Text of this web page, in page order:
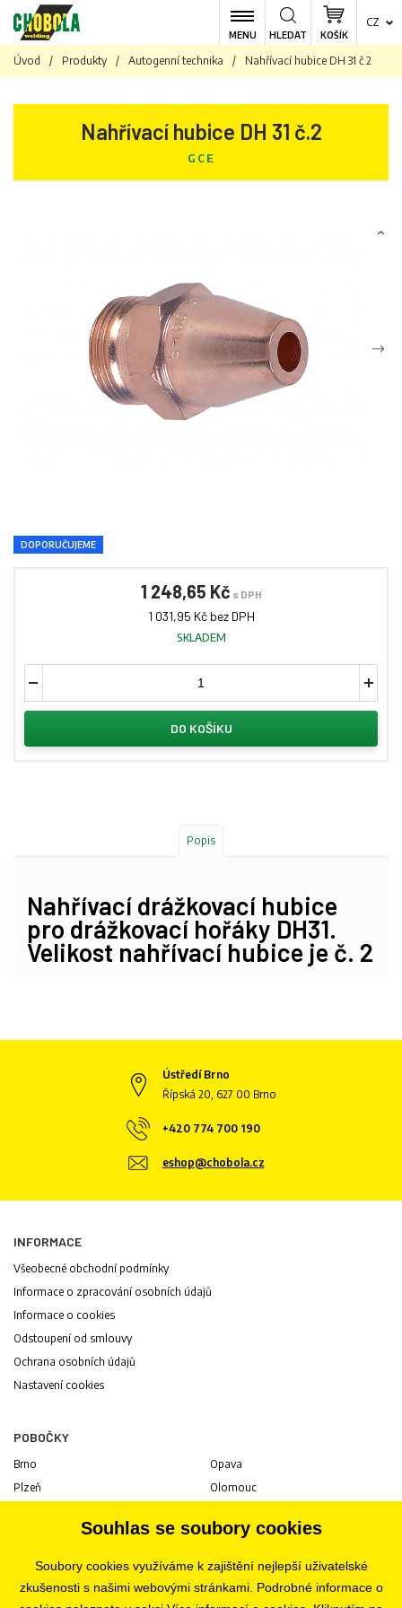
MENU KOŠÍK
CZ
HLEDAT
Úvod / Produkty / Autogenní technika / Nahřívací hubice DH 31 č.2
Nahřívací hubice DH 31 č.2
GCE
DOPORUČUJEME
1 248,65 Kč s DPH
1 031,95 Kč bez DPH
SKLADEM
DO KOŠÍKU
Popis
Nahřívací drážkovací hubice
pro drážkovací hořáky DH31.
Velikost nahřívací hubice je č. 2
Ústředí Brno
Řípská 20, 627 00 Brno
+420 774 700 190
eshop@chobola.cz
INFORMACE
Všeobecné obchodní podmínky
Informace o zpracování osobních údajů
Informace o cookies
Odstoupení od smlouvy
Ochrana osobních údajů
Nastavení cookies
POBOČKY
Brno
Plzeň
Ostrava
Opava
Olomouc
Pardubice
Liberec
Bratislava
Souhlas se soubory cookies
Soubory cookies využíváme k zajištění nejlepší uživatelské
zkušenosti s našimi webovými stránkami. Podrobné informace o